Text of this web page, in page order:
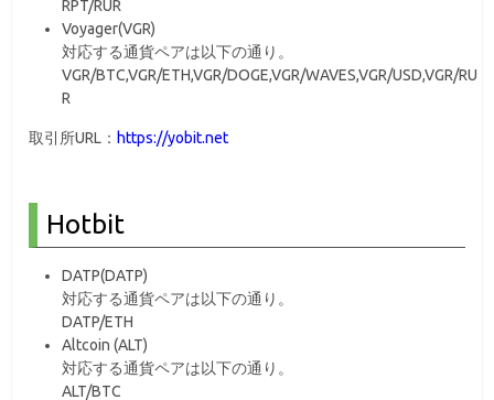
RPT/RUR
Voyager(VGR)
対応する通貨ペアは以下の通り。
VGR/BTC,VGR/ETH,VGR/DOGE,VGR/WAVES,VGR/USD,VGR/RU
R
取引所URL： https://yobit.net
Hotbit
DATP(DATP)
対応する通貨ペアは以下の通り。
DATP/ETH
Altcoin (ALT)
対応する通貨ペアは以下の通り。
ALT/BTC